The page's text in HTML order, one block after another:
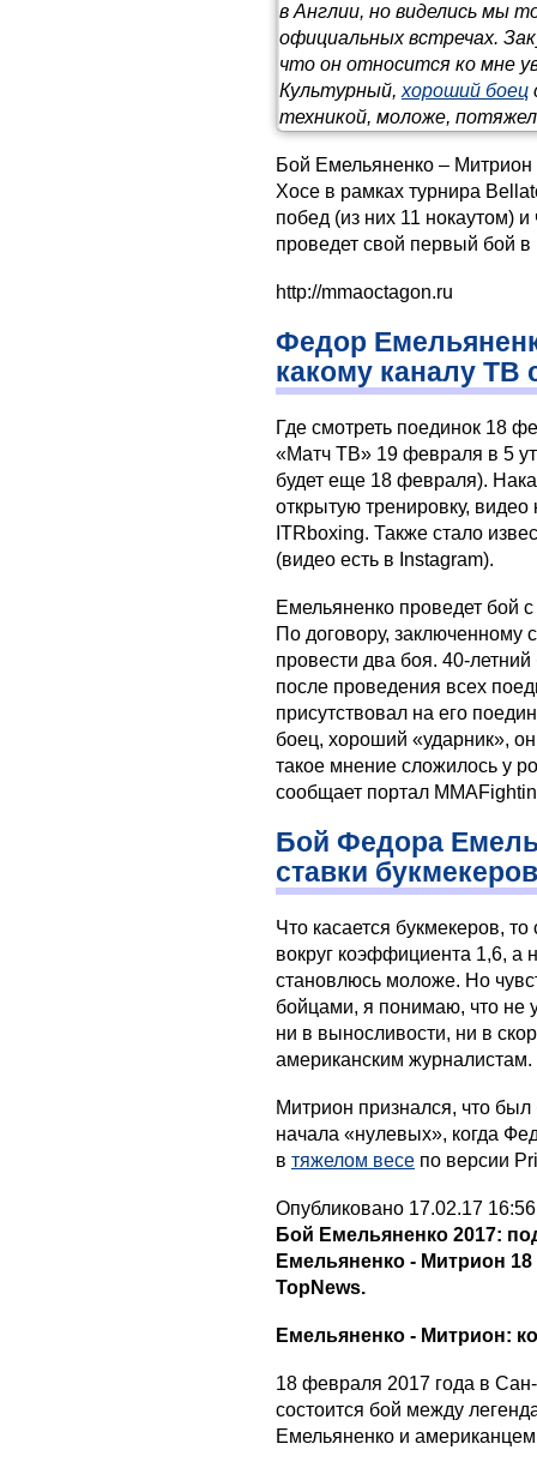
в Англии, но виделись мы
официальных встречах.
что он относится ко мне
Культурный, хороший боец
техникой, моложе,
Бой Емельяненко –
Хосе в рамках турнира
побед (из них 11 нокаутом)
проведет свой первый бой в
http://mmaoctagon.ru
Федор
какому каналу ТВ
Где смотреть поединок 18
«Матч ТВ» 19 февраля в 5
будет еще 18 февраля).
открытую тренировку,
ITRboxing. Также стало
(видео есть в Instagram).
Емельяненко проведет бой
По договору, заключенному
провести два боя. 40-
после проведения всех
присутствовал на его
боец, хороший «ударник»,
такое мнение сложилось у
сообщает портал
Бой Федора
ставки букмекеров
Что касается букмекеров,
вокруг коэффициента 1,6, а
становлюсь моложе. Но
бойцами, я понимаю, что не
ни в выносливости, ни в
американским журналистам.
Митрион признался, что
начала «нулевых», когда
в тяжелом весе по версии
Опубликовано 17.02.17 16:56
Бой Емельяненко 2017:
Емельяненко - Митрион
TopNews.
Емельяненко - Митрион:
18 февраля 2017 года в
состоится бой между
Емельяненко и